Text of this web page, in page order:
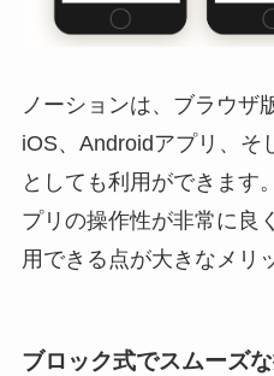
ノーションは、ブラウザ
iOS、Androidアプリ、そ
としても利用ができます
プリの操作性が非常に良
用できる点が大きなメリ
ブロック式でスムーズ